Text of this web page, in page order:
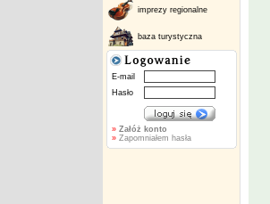
imprezy regionalne
baza turystyczna
E-mail
Hasło
» Załóż konto
»Zapomniałem hasła